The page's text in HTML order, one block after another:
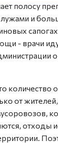
полосу
и
- врачи
от
отходы